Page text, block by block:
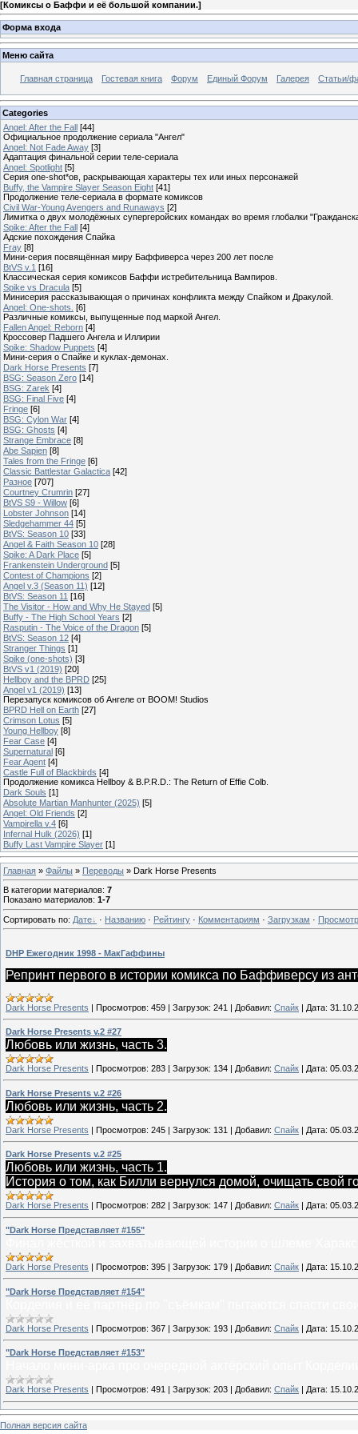
[Комиксы о Баффи и её большой компании.]
Форма входа
Меню сайта
Главная страница Гостевая книга Форум Единый Форум Галерея Статьи/
Categories
Angel: After the Fall [44]
Официальное продолжение сериала "Ангел"
Angel: Not Fade Away [3]
Адаптация финальной серии теле-сериала
Angel: Spotlight [5]
Серия one-shot*ов, раскрывающая характеры тех или иных персонажей
Buffy, the Vampire Slayer Season Eight [41]
Продолжение теле-сериала в формате комиксов
Civil War-Young Avengers and Runaways [2]
Лимитка о двух молодёжных супергеройских командах во время глобалки
Spike: After the Fall [4]
Адские похождения Спайка
Fray [8]
Мини-серия посвящённая миру Баффиверса через 200 лет после
BtVS v.1 [16]
Классическая серия комиксов Баффи истребительница Вампиров.
Spike vs Dracula [5]
Минисерия рассказывающая о причинах конфликта между Спайком и Дракулой.
Angel: One-shots. [6]
Различные комиксы, выпущенные под маркой Ангел.
Fallen Angel: Reborn [4]
Кроссовер Падшего Ангела и Иллирии
Spike: Shadow Puppets [4]
Мини-серия о Спайке и куклах-демонах.
Dark Horse Presents [7]
BSG: Season Zero [14]
BSG: Zarek [4]
BSG: Final Five [4]
Fringe [6]
BSG: Cylon War [4]
BSG: Ghosts [4]
Strange Embrace [8]
Abe Sapien [8]
Tales from the Fringe [6]
Classic Battlestar Galactica [42]
Разное [707]
Courtney Crumrin [27]
BtVS S9 - Willow [6]
Lobster Johnson [14]
Sledgehammer 44 [5]
BtVS: Season 10 [33]
Angel & Faith Season 10 [28]
Spike: A Dark Place [5]
Frankenstein Underground [5]
Contest of Champions [2]
Angel v.3 (Season 11) [12]
BtVS: Season 11 [16]
The Visitor - How and Why He Stayed [5]
Buffy - The High School Years [2]
Rasputin - The Voice of the Dragon [5]
BtVS: Season 12 [4]
Stranger Things [1]
Spike (one-shots) [3]
BtVS v1 (2019) [20]
Hellboy and the BPRD [25]
Angel v1 (2019) [13]
Перезапуск комиксов об Ангеле от BOOM! Studios
BPRD Hell on Earth [27]
Crimson Lotus [5]
Young Hellboy [8]
Fear Case [4]
Supernatural [6]
Fear Agent [4]
Castle Full of Blackbirds [4]
Продолжение комикса Hellboy & B.P.R.D.: The Return of Effie Colb.
Dark Souls [1]
Absolute Martian Manhunter (2025) [5]
Angel: Old Friends [2]
Vampirella v.4 [6]
Infernal Hulk (2026) [1]
Buffy Last Vampire Slayer [1]
Главная » Файлы » Переводы » Dark Horse Presents
В категории материалов: 7
Показано материалов: 1-7
Сортировать по: Дате · Названию · Рейтингу · Комментариям · Загрузкам ·
DHP Ежегодник 1998 - МакГаффины
Репринт первого в истории комикса по Баффиверсу из
Dark Horse Presents | Просмотров: 459 | Загрузок: 241 | Добавил: Спайк | Дата:
Dark Horse Presents v.2 #27
Любовь или жизнь, часть 3.
Dark Horse Presents | Просмотров: 283 | Загрузок: 134 | Добавил: Спайк | Дата:
Dark Horse Presents v.2 #26
Любовь или жизнь, часть 2.
Dark Horse Presents | Просмотров: 245 | Загрузок: 131 | Добавил: Спайк | Дата:
Dark Horse Presents v.2 #25
Любовь или жизнь, часть 1.
История о том, как Билли вернулся домой, очищать свой
Dark Horse Presents Просмотров: 282 Загрузок: 147 Добавил: Спайк Дата:
"Dark Horse Представляет #155"
Dark Horse Presents | Просмотров: 395 | Загрузок: 179 | Добавил: Спайк | Дата:
"Dark Horse Представляет #154"
Dark Horse Presents | Просмотров: 367 | Загрузок: 193 | Добавил: Спайк | Дата:
"Dark Horse Представляет #153"
Dark Horse Presents Просмотров: 491 Загрузок: 203 Добавил: Спайк Дата:
Полная версия сайта